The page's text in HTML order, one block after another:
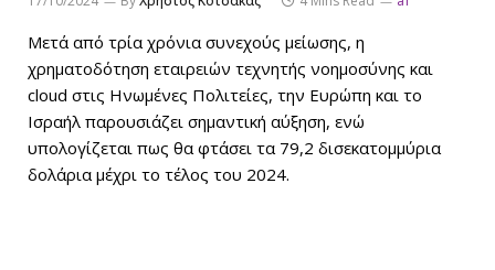
Μετά από τρία χρόνια συνεχούς μείωσης, η
χρηματοδότηση εταιρειών τεχνητής νοημοσύνης και
cloud στις Ηνωμένες Πολιτείες, την Ευρώπη και το
Ισραήλ παρουσιάζει σημαντική αύξηση, ενώ
υπολογίζεται πως θα φτάσει τα 79,2 δισεκατομμύρια
δολάρια μέχρι το τέλος του 2024.